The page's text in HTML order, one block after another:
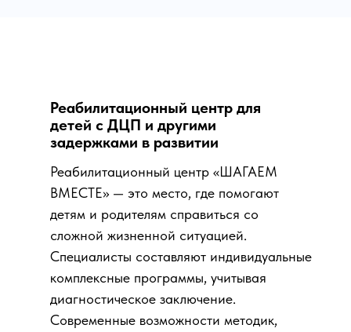
Реабилитационный центр для
детей с ДЦП и другими
задержками в развитии
Реабилитационный центр «ШАГАЕМ
ВМЕСТЕ» — это место, где помогают
детям и родителям справиться со
сложной жизненной ситуацией.
Специалисты составляют индивидуальные
комплексные программы, учитывая
диагностическое заключение.
Современные возможности методик,